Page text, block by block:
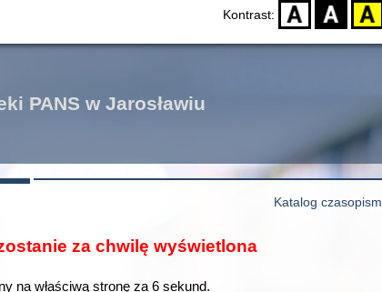
Kontrast: D BW YB
PANS w Jarosławiu
Katalog czasopism
za chwilę wyświetlona
na właściwą stronę za 6sekund.